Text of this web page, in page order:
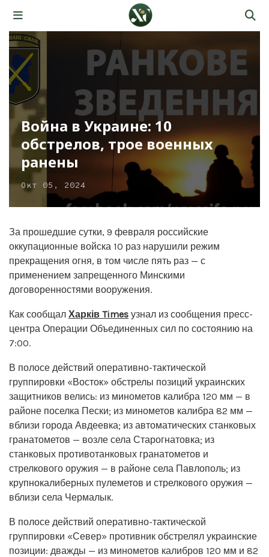
Война в Украине: 10
обстрелов, трое военных
ранены
Окт 05, 2024
За прошедшие сутки, 9 февраля российские
оккупационные войска 10 раз нарушили режим
прекращения огня, в том числе пять раз — с
применением запрещенного Минскими
договоренностями вооружения.
Как сообщал Харків Times узнал из сообщения пресс-
центра Операции Объединенных сил по состоянию на
7:00.
В полосе действий оперативно-тактической
группировки «Восток» обстрелы позиций украинских
защитников велись: из минометов калибра 120 мм — в
районе поселка Пески; из минометов калибра 82 мм —
вблизи города Авдеевка; из автоматических станковых
гранатометов — возле села Старогнатовка; из
станковых противотанковых гранатометов и
стрелкового оружия — в районе села Павлополь; из
крупнокалиберных пулеметов и стрелкового оружия —
вблизи села Чермалык.
В полосе действий оперативно-тактической
группировки «Север» противник обстрелял украинские
позиции: дважды — из минометов калибров 120 мм и 82